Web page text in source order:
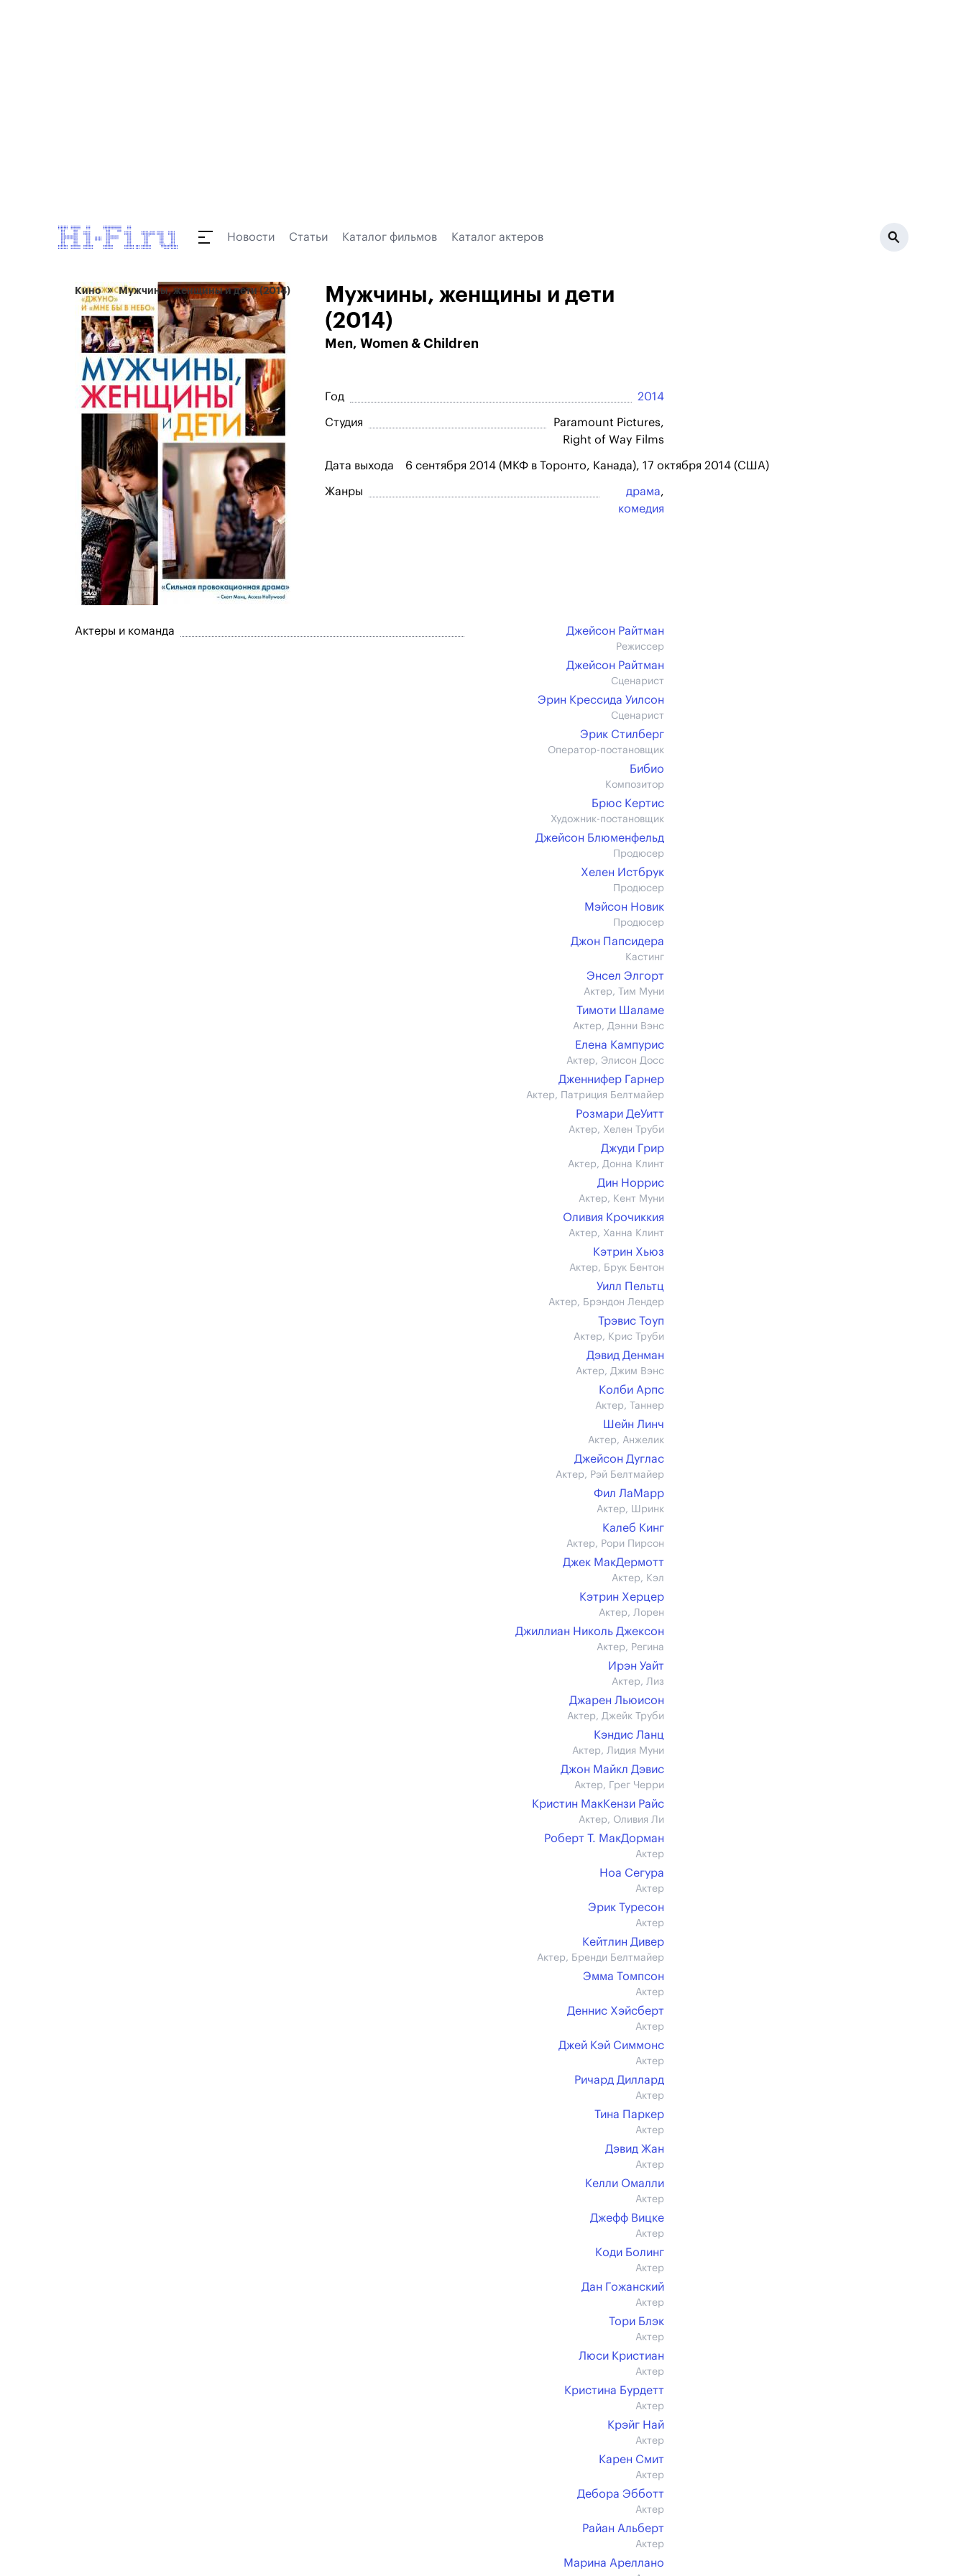
Новости Статьи Каталог фильмов Каталог актеров
Кино Мужчины, женщины и дети (2014)
Мужчины, женщины и дети
(2014)
Men, Women & Children
Год 2014
Студия
Paramount Pictures,
Right of Way Films
Дата выхода 6 сентября 2014 (МКФ в Торонто, Канада), 17 октября 2014 (США)
Жанры драма,
комедия
Актеры и команда Джейсон Райтман
Режиссер
Джейсон Райтман
Сценарист
Эрин Крессида Уилсон
Сценарист
Эрик Стилберг
Оператор-постановщик
Бибио
Композитор
Брюс Кертис
Художник-постановщик
Джейсон Блюменфельд
Продюсер
Хелен Истбрук
Продюсер
Мэйсон Новик
Продюсер
Джон Папсидера
Кастинг
Энсел Элгорт
Актер, Тим Муни
Тимоти Шаламе
Актер, Дэнни Вэнс
Елена Кампурис
Актер, Элисон Досс
Дженнифер Гарнер
Актер, Патриция Белтмайер
Розмари ДеУитт
Актер, Хелен Труби
Джуди Грир
Актер, Донна Клинт
Дин Норрис
Актер, Кент Муни
Оливия Крочиккия
Актер, Ханна Клинт
Кэтрин Хьюз
Актер, Брук Бентон
Уилл Пельтц
Актер, Брэндон Лендер
Трэвис Тоуп
Актер, Крис Труби
Дэвид Денман
Актер, Джим Вэнс
Колби Арпс
Актер, Таннер
Шейн Линч
Актер, Анжелик
Джейсон Дуглас
Актер, Рэй Белтмайер
Фил ЛаМарр
Актер, Шринк
Калеб Кинг
Актер, Рори Пирсон
Джек МакДермотт
Актер, Кэл
Кэтрин Херцер
Актер, Лорен
Джиллиан Николь Джексон
Актер, Регина
Ирэн Уайт
Актер, Лиз
Джарен Льюисон
Актер, Джейк Труби
Кэндис Ланц
Актер, Лидия Муни
Джон Майкл Дэвис
Актер, Грег Черри
Кристин МакКензи Райс
Актер, Оливия Ли
Роберт Т. МакДорман
Актер
Ноа Сегура
Актер
Эрик Туресон
Актер
Кейтлин Дивер
Актер, Бренди Белтмайер
Эмма Томпсон
Актер
Деннис Хэйсберт
Актер
Джей Кэй Симмонс
Актер
Ричард Диллард
Актер
Тина Паркер
Актер
Дэвид Жан
Актер
Келли Омалли
Актер
Джефф Вицке
Актер
Коди Болинг
Актер
Дан Гожанский
Актер
Тори Блэк
Актер
Люси Кристиан
Актер
Кристина Бурдетт
Актер
Крэйг Най
Актер
Карен Смит
Актер
Дебора Эбботт
Актер
Райан Альберт
Актер
Марина Ареллано